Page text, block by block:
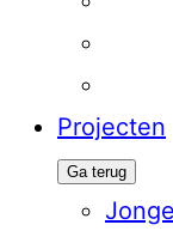
Projecten
Ga terug